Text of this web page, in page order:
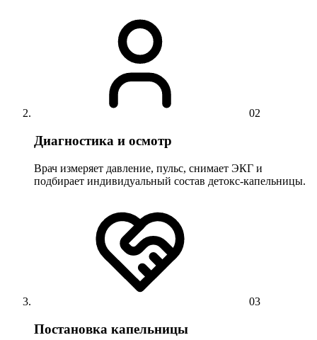
02
Диагностика и осмотр
Врач измеряет давление, пульс, снимает ЭКГ и
подбирает индивидуальный состав детокс-капельницы.
03
Постановка капельницы